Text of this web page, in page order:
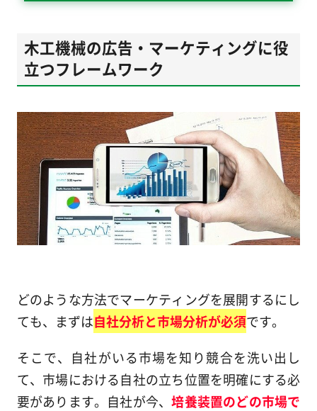
木工機械の広告・マーケティングに役
立つフレームワーク
どのような方法でマーケティングを展開するにし
ても、まずは自社分析と市場分析が必須です。
そこで、自社がいる市場を知り競合を洗い出し
て、市場における自社の立ち位置を明確にする必
要があります。自社が今、培養装置のどの市場で